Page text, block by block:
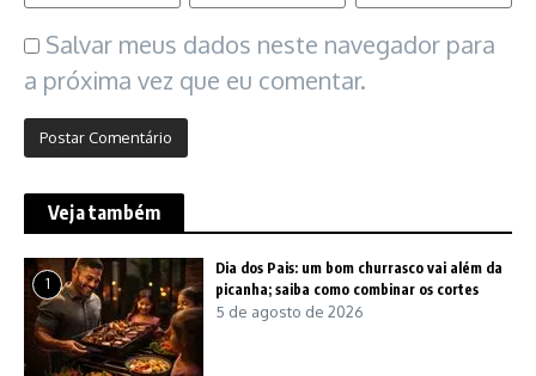
Salvar meus dados neste navegador para
a próxima vez que eu comentar.
Veja também
1
Dia dos Pais: um bom churrasco vai além da
picanha; saiba como combinar os cortes
5 de agosto de 2026